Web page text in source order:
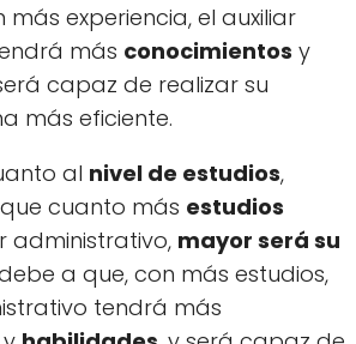
experiencia, el auxiliar
más conocimientos y
capaz de realizar su
más eficiente.
al nivel de estudios,
cuanto más estudios
administrativo, mayor será su
a que, con más estudios,
tendrá más